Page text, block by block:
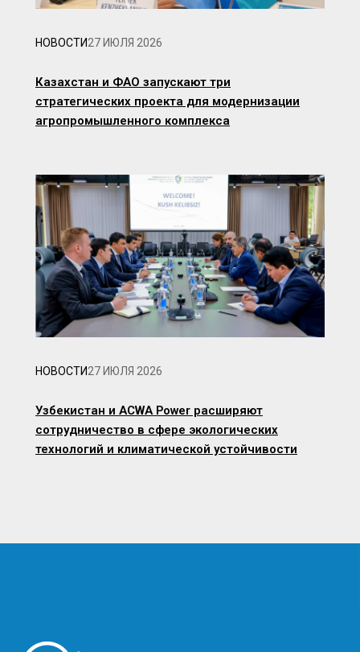
НОВОСТИ27 ИЮЛЯ 2026
Казахстан и ФАО запускают три
стратегических проекта для модернизации
агропромышленного комплекса
НОВОСТИ27 ИЮЛЯ 2026
Узбекистан и ACWA Power расширяют
сотрудничество в сфере экологических
технологий и климатической устойчивости
Image